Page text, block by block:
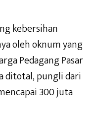
kebersihan
oleh oknum yang
Pedagang Pasar
ditotal, pungli dari
300 juta